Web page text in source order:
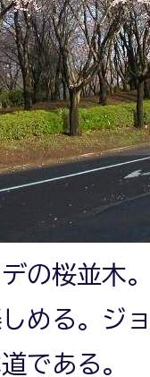
の桜並木
める。ジ
である。